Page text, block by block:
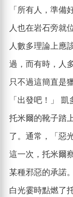
「所有人，準備
人也在岩石旁就位
人數多理論上應
過，而有時，人
只不過這簡直是
「出發吧！」 凱
托米爾的靴子踏
了。通常，「惡
這一次，托米爾
某種邪惡的承諾。
白光霎時點燃了